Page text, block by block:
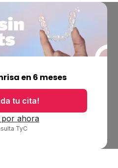
en 6 meses
tu cita!
por ahora
TyC